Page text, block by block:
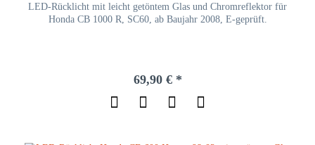
LED-Rücklicht mit leicht getöntem Glas und Chromreflektor für
Honda CB 1000 R, SC60, ab Baujahr 2008, E-geprüft.
69,90 € *